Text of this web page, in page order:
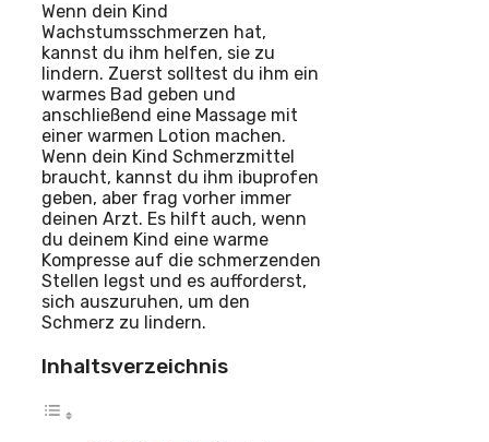
Wenn dein Kind
Wachstumsschmerzen hat,
kannst du ihm helfen, sie zu
lindern. Zuerst solltest du ihm ein
warmes Bad geben und
anschließend eine Massage mit
einer warmen Lotion machen.
Wenn dein Kind Schmerzmittel
braucht, kannst du ihm ibuprofen
geben, aber frag vorher immer
deinen Arzt. Es hilft auch, wenn
du deinem Kind eine warme
Kompresse auf die schmerzenden
Stellen legst und es aufforderst,
sich auszuruhen, um den
Schmerz zu lindern.
Inhaltsverzeichnis